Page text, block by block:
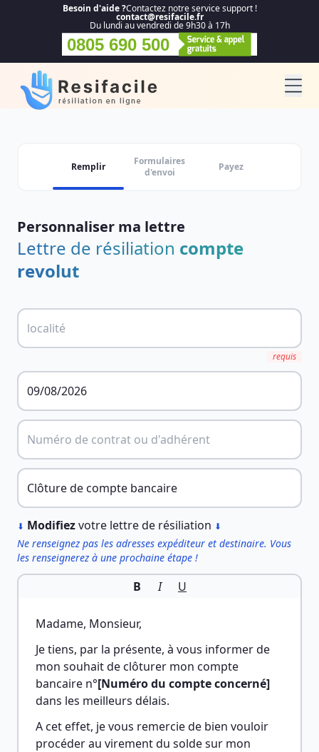
Besoin d'aide ?Contactez notre service support !
contact@resifacile.fr
Du lundi au vendredi de 9h30 à 17h
0805 690 500
Remplir
Formulaires
d'envoi
Payez
Personnaliser ma lettre
Lettre de résiliation compte
revolut
requis
⬇ Modifiezvotre lettre de résiliation ⬇
Ne renseignez pas les adresses expéditeur et destinaire. Vous
les renseignerez à une prochaine étape !
B I U
Madame, Monsieur,
Je tiens, par la présente, à vous informer de
mon souhait de clôturer mon compte
bancaire n°[Numéro du compte concerné]
dans les meilleurs délais.
A cet effet, je vous remercie de bien vouloir
procéder au virement du solde sur mon